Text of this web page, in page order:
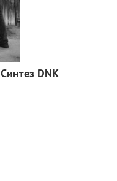
Синтез DNK